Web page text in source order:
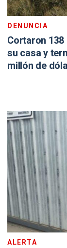
DENUNCIA
Cortaron
su casa y
millón de
ALERTA